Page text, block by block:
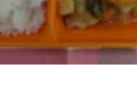
2018年10月(10)
2017年10月(10)
2016年10月(06)
2015年10月(08)